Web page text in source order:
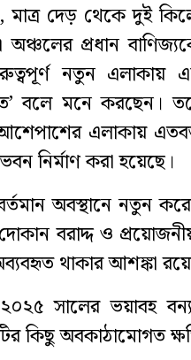
মাত্র দেড় থেকে দুই
অঞ্চলের প্রধান
নতুন এলাকায়
বলে মনে করছেন।
আশেপাশের এলাকায়
নির্মাণ করা হয়েছে।
অবস্থানে নতুন
বরাদ্দ ও
থাকার আশঙ্কা
সালের ভয়াবহ
কিছু অবকাঠামোগত